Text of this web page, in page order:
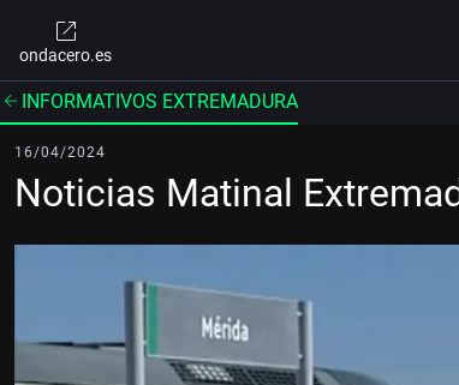
ondacero.es
INFORMATIVOS EXTREMADURA
16/04/2024
Noticias Matinal